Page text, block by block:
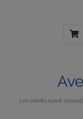
Les clients ayant